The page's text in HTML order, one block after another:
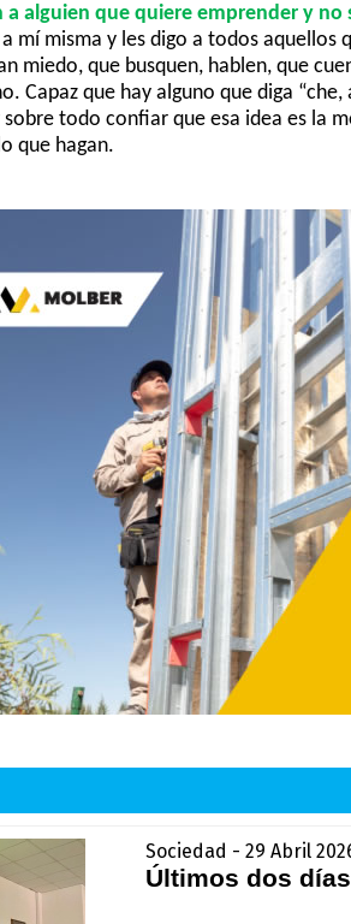
a alguien que quiere emprender y no
mí misma y les digo a todos aquellos
miedo, que busquen, hablen, que
Capaz que hay alguno que diga
sobre todo confiar que esa idea es la
que hagan.
Sociedad - 29 Abril
Últimos dos